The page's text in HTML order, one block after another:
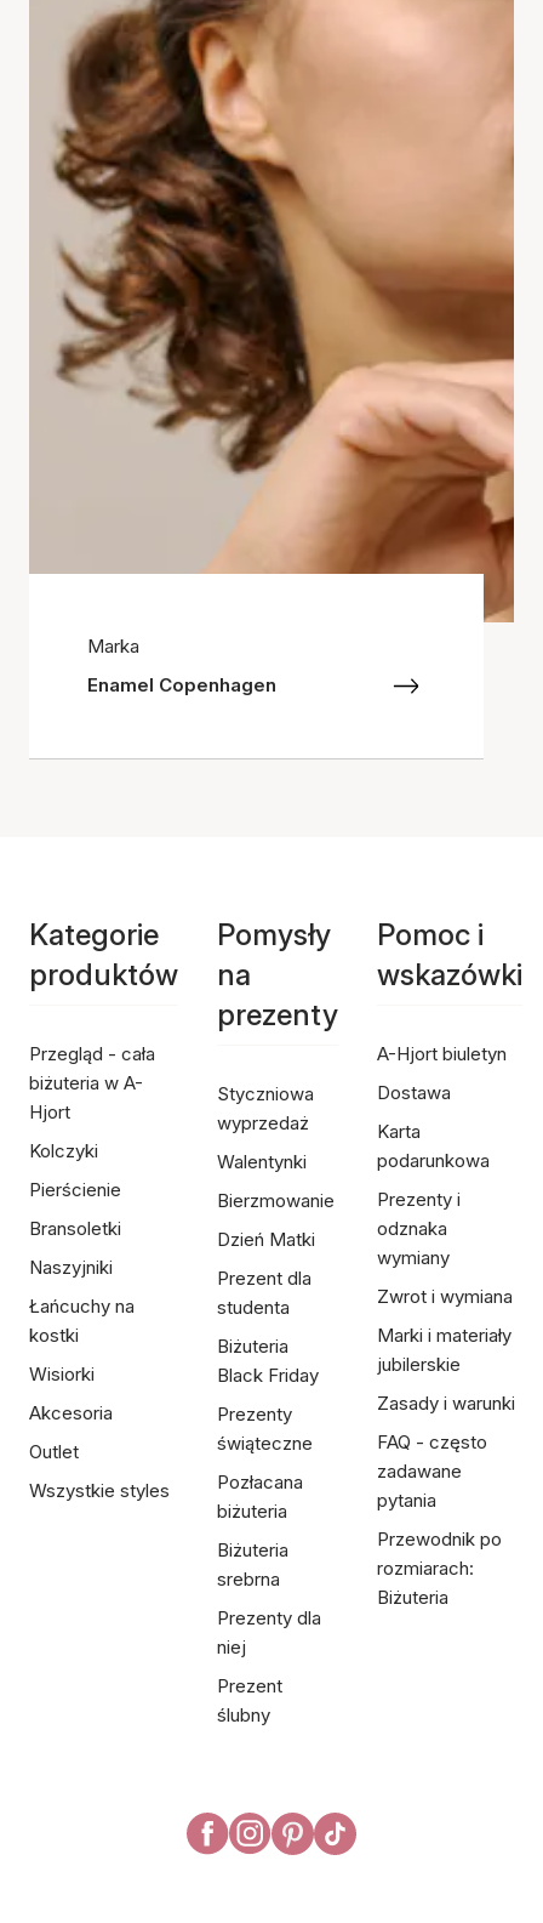
Marka
Enamel Copenhagen
Kategorie
produktów
Przegląd - cała
biżuteria w A-
Hjort
Kolczyki
Pierścienie
Bransoletki
Naszyjniki
Łańcuchy na
kostki
Wisiorki
Akcesoria
Outlet
Wszystkie styles
Pomysły
na
prezenty
Styczniowa
wyprzedaż
Walentynki
Bierzmowanie
Dzień Matki
Prezent dla
studenta
Biżuteria
Black Friday
Prezenty
świąteczne
Pozłacana
biżuteria
Biżuteria
srebrna
Prezenty dla
niej
Prezent
ślubny
Pomoc i
wskazówki
A-Hjort biuletyn
Dostawa
Karta
podarunkowa
Prezenty i
odznaka
wymiany
Zwrot i wymiana
Marki i materiały
jubilerskie
Zasady i warunki
FAQ - często
zadawane
pytania
Przewodnik po
rozmiarach:
Biżuteria